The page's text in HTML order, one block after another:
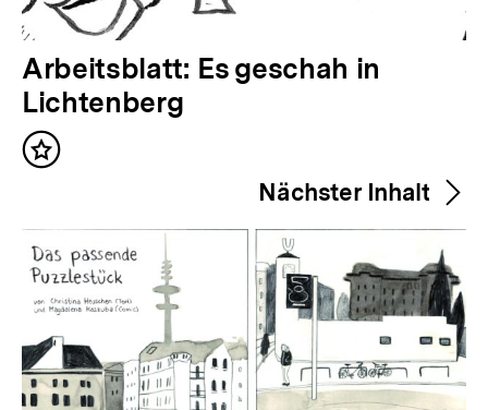
V
o
r
h
r
g
e
r
Arbeitsblatt: Es geschah in
Lichtenberg
Inhalt
Nächster Inhalt